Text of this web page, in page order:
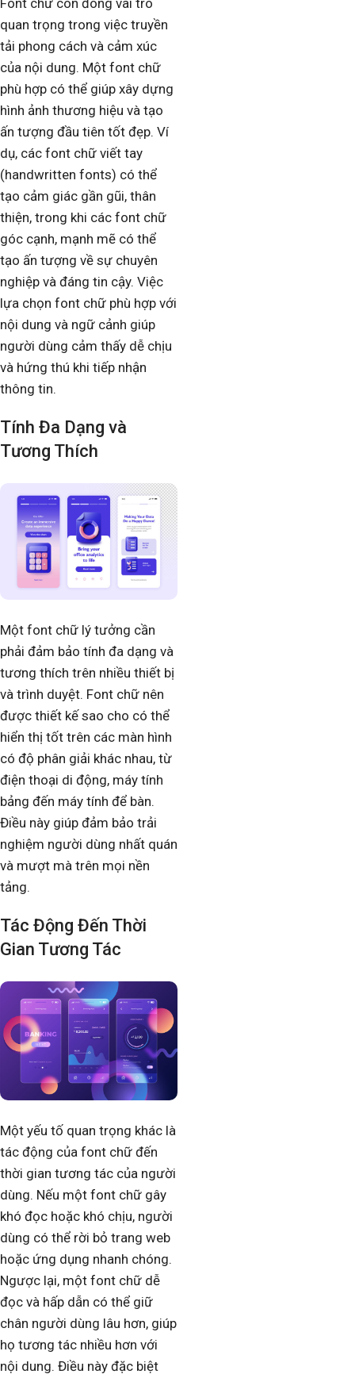
quan trọng trong việc truyền
tải phong cách và cảm xúc
của nội dung. Một font chữ
phù hợp có thể giúp xây dựng
hình ảnh thương hiệu và tạo
ấn tượng đầu tiên tốt đẹp. Ví
dụ, các font chữ viết tay
(handwritten fonts) có thể
tạo cảm giác gần gũi, thân
thiện, trong khi các font chữ
góc cạnh, mạnh mẽ có thể
tạo ấn tượng về sự chuyên
nghiệp và đáng tin cậy. Việc
lựa chọn font chữ phù hợp với
nội dung và ngữ cảnh giúp
người dùng cảm thấy dễ chịu
và hứng thú khi tiếp nhận
thông tin.
Tính Đa Dạng và
Tương Thích
Một font chữ lý tưởng cần
phải đảm bảo tính đa dạng và
tương thích trên nhiều thiết bị
và trình duyệt. Font chữ nên
được thiết kế sao cho có thể
hiển thị tốt trên các màn hình
có độ phân giải khác nhau, từ
điện thoại di động, máy tính
bảng đến máy tính để bàn.
Điều này giúp đảm bảo trải
nghiệm người dùng nhất quán
và mượt mà trên mọi nền
tảng.
Tác Động Đến Thời
Gian Tương Tác
Một yếu tố quan trọng khác là
tác động của font chữ đến
thời gian tương tác của người
dùng. Nếu một font chữ gây
khó đọc hoặc khó chịu, người
dùng có thể rời bỏ trang web
hoặc ứng dụng nhanh chóng.
Ngược lại, một font chữ dễ
đọc và hấp dẫn có thể giữ
chân người dùng lâu hơn, giúp
họ tương tác nhiều hơn với
nội dung. Điều này đặc biệt